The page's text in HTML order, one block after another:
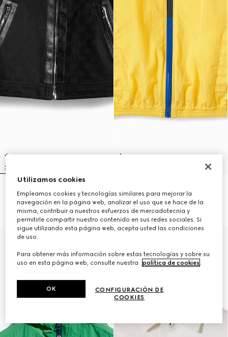
Chaqueta infantil de jacquard de
algodón con GG
€ 1.700
Chaqueta infantil de nylon froissé
€ 750
Utilizamos cookies
Empleamos cookies y tecnologías similares para mejorar la
navegación en la página web, analizar el uso que se hace de la
misma, contribuir a nuestros esfuerzos de mercadotecnia y
permitirle compartir nuestro contenido en sus redes sociales. Si
sigue utilizando esta página web, acepta usted las condiciones
de uso.
Para obtener más información sobre estas tecnologías y sobre su
uso en esta página web, consulte nuestra política de cookies.
CONFIGURACIÓN DE
COOKIES
OK